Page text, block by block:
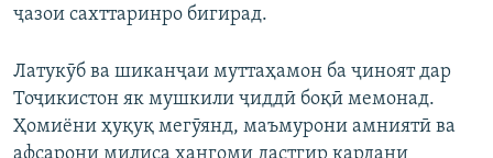
ҷазои сахттаринро бигирад.
Латукӯб ва шиканҷаи муттаҳамон ба ҷиноят дар
Тоҷикистон як мушкили ҷиддӣ боқӣ мемонад.
Ҳомиёни ҳуқуқ мегӯянд, маъмурони амниятӣ ва